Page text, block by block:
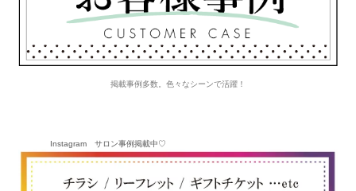
掲載事例多数。色々なシーンで活躍！
Instagram サロン事例掲載中♡